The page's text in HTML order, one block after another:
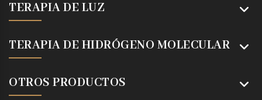
TERAPIA DE LUZ
TERAPIA DE HIDRÓGENO MOLECULAR
OTROS PRODUCTOS